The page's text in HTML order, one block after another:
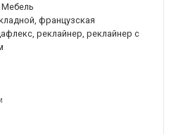
французская
реклайнер, реклайнер с